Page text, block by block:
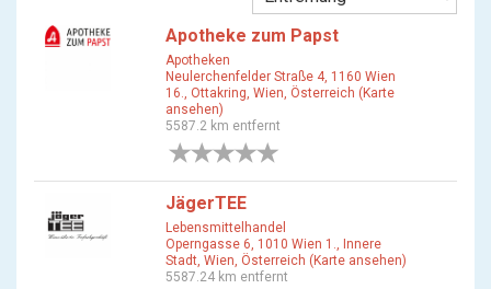
Apotheke zum Papst
Apotheken
Neulerchenfelder Straße 4, 1160 Wien
16., Ottakring, Wien, Österreich (Karte
ansehen)
5587.2 km entfernt
JägerTEE
Lebensmittelhandel
Operngasse 6, 1010 Wien 1., Innere
Stadt, Wien, Österreich (Karte ansehen)
5587.24 km entfernt